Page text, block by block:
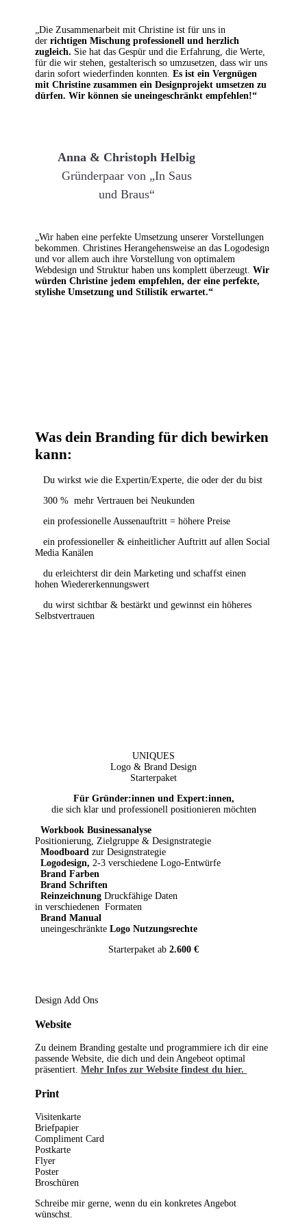
„Die Zusammenarbeit mit Christine ist für uns in
derrichtigen Mischung professionell und herzlich
zugleich. Sie hat das Gespür und die Erfahrung, die Werte,
für die wir stehen, gestalterisch so umzusetzen, dass wir uns
darin sofort wiederfinden konnten.Es ist ein Vergnügen
mit Christine zusammen ein Designprojekt umsetzen zu
dürfen. Wir können sie uneingeschränkt empfehlen!“
Anna & Christoph Helbig
Gründerpaar von „In Saus
und Braus“
„Wir haben eine perfekte Umsetzung unserer Vorstellungen
bekommen. Christines Herangehensweise an das Logodesign
und vor allem auch ihre Vorstellung von optimalem
Webdesign und Struktur haben uns komplett überzeugt.Wir
würden Christine jedem empfehlen, der eine perfekte,
stylishe Umsetzung und Stilistik erwartet.“
Was dein Branding für dich bewirken
kann:
Du wirkst wie die Expertin/Experte, die oder der du bist
300 % mehr Vertrauen bei Neukunden
ein professionelle Aussenauftritt = höhere Preise
ein professioneller & einheitlicher Auftritt auf allen Social
Media Kanälen
du erleichterst dir dein Marketing und schaffst einen
hohen Wiedererkennungswert
du wirst sichtbar & bestärkt und gewinnst ein höheres
Selbstvertrauen
UNIQUES
Logo & Brand Design
Starterpaket
Für Gründer:innen und Expert:innen,
die sich klar und professionell positionieren möchten
Workbook Businessanalyse
Positionierung, Zielgruppe & Designstrategie
Moodboard zur Designstrategie
Logodesign,2-3 verschiedene Logo-Entwürfe
Brand Farben
Brand Schriften
ReinzeichnungDruckfähige Daten
in verschiedenen Formaten
Brand Manual
uneingeschränkteLogo Nutzungsrechte
Starterpaket ab 2.600 €
Design Add Ons
Website
Zu deinem Branding gestalte und programmiere ich dir eine
passende Website, die dich und dein Angebeot optimal
präsentiert.Mehr Infos zur Website findest du hier.
Print
Visitenkarte
Briefpapier
Compliment Card
Postkarte
Flyer
Poster
Broschüren
Schreibe mir gerne, wenn du ein konkretes Angebot
wünschst.